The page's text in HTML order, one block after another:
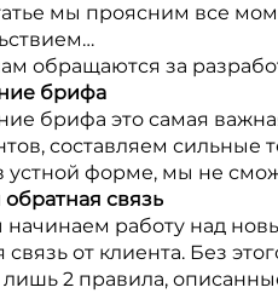
мы проясним все
обращаются за
брифа
брифа это самая
составляем сильные
устной форме, мы не
связь
начинаем работу над
связь от клиента. Без
лишь 2 правила,